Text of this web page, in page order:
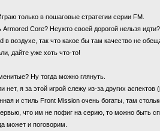
только в пошаговые стратегии серии FM.
Core? Неужто своей дорогой нельзя
воздухе, так что какое бы там качество не
дайте уже хоть что-то!
Ну тогда можно глянуть.
я за этой игрой слежу из-за других аспектов
и стиль Front Mission очень богаты, там
что им не пофиг на серию, то можно быть
может и поговорим.